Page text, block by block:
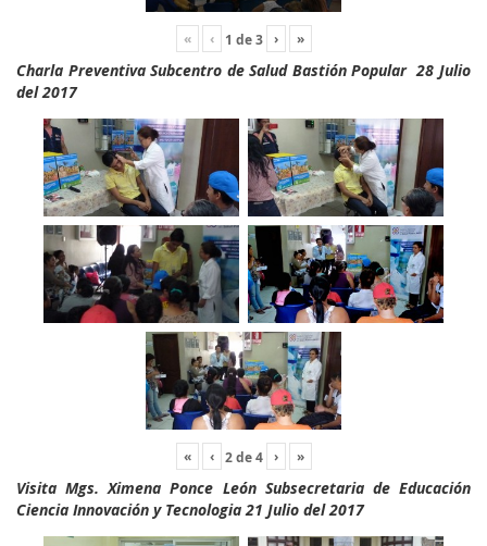
« ‹ 1 de3 › »
Charla Preventiva Subcentro de Salud Bastión Popular 28 Julio
del 2017
« ‹ 2de4 › »
Visita Mgs. Ximena Ponce León Subsecretaria de Educación
Ciencia Innovación y Tecnologia 21 Julio del 2017